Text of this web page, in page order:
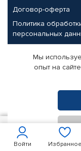
Войти Избранное
Договор-оферта
Политика
персональных
Партнерам
Корпоративным
Поставщикам
© КАМАЗ ЦЕНТР
Интернет-магазин
Мы
опыт на
42